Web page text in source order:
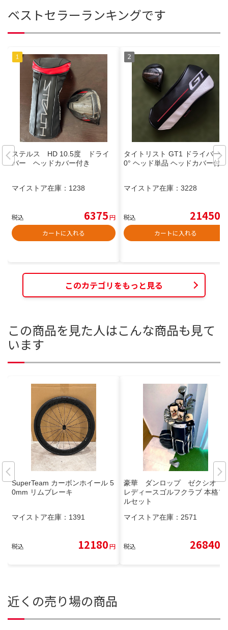
ベストセラーランキングです
ステルス HD 10.5度 ドライ
バー ヘッドカバー付き
マイストア在庫： 1238
税込 6375円
カートに入れる
タイトリスト GT1 ドライバー1
0° ヘッド単品 ヘッドカバー付
マイストア在庫： 3228
税込 21450
カートに入れる
このカテゴリをもっと見る
この商品を見た人はこんな商品も見て
います
SuperTeam カーボンホイール 5
0mm リムブレーキ
マイストア在庫： 1391
税込 12180円
豪華 ダンロップ ゼクシオ
レディースゴルフクラブ 本格フ
ルセット
マイストア在庫： 2571
税込 26840
近くの売り場の商品